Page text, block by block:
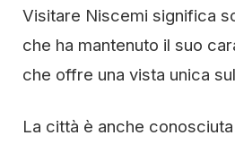
Visitare Niscemi significa
che ha mantenuto il suo
che offre una vista unica
La città è anche